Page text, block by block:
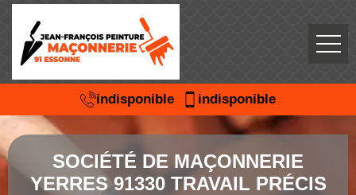
indisponible indisponible
SOCIÉTÉ DE MAÇONNERIE
YERRES 91330 TRAVAIL PRÉCIS